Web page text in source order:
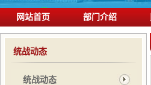
网站首页 部门介绍
统战动态
统战动态